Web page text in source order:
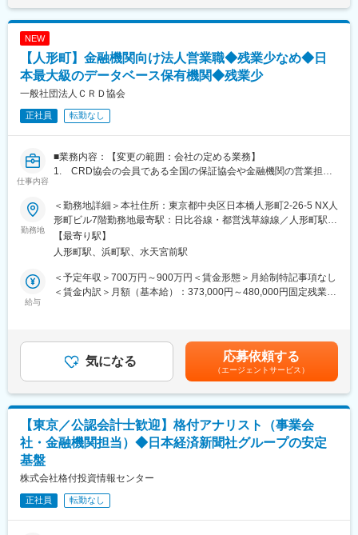
ェンス実施時に識別された改善機会の実行、投資先による追加買
収実行など
5.売却：トレードセールやIPO等Exitに応じた売却手法の分析など
債務・リスク等を鑑みた株式売買契約等に関する税務観点からの
各種事項について税務観点からの定量分析など
企業価値向上の専門家集団であるPEファンドと協同しながら日本
経済の活性化に貢献することのできる社会的意義の高い業務で
す。
M&AのマーケットにおいてPEファンドの存在感が増す中で、PE
専門家の供給がひっ迫していますが、PEファンドのM&A税務業務
へのフォーカスを通じて、高度な税務の専門性をベースとする尖
変更の範囲：会社の定める業務
NEW
【人形町】金融機関向け法人営業職◆残業少なめ◆日
本最大級のデータベース保有機関◆残業少
一般社団法人ＣＲＤ協会
正社員 転勤なし
仕事内容
■業務内容：【変更の範囲：会社の定める業務】
1. CRD協会の会員である全国の保証協会や金融機関の営業担当
況の把握とCRDサービスの利用推進
3. 会員ニーズの把握とそれに対応するソリューション提供（協
会内の関係部と連携）
4. 新規会員の獲得（個人の数値目標・ノルマはありません）
■同社概要：
中小企業金融の円滑化を支援するために、中小企業庁、日銀等の
企業・個人事業主等の財務データを基にデータ集積・分析し、会
員に対して、中小企業金融のためのスコアリングモデルの提供
や、取引先中小企業に対する経営支援ツールの提供、会員のリス
■同社の魅力：
・日本最大の中小企業信用リスクデータベースを持つため、同社
や中小企業庁の出版物にも活用されています。
です。
勤務地
＜勤務地詳細＞本社住所：東京都中央区日本橋人形町2-26-5 NX人
形町ビル7階勤務地最寄駅：日比谷線・都営浅草線線／人形町駅受
動喫煙対策：屋内全面禁煙変更の範囲：勤務地 原則としてオフィ
ス(東京)勤務。ただし、日本国内での出張あり。年２５回前後（出
【最寄り駅】
人形町駅、浜町駅、水天宮前駅
給与
＜予定年収＞700万円～900万円＜賃金形態＞月給制特記事項なし
＜賃金内訳＞月額（基本給）：373,000円～480,000円固定残業手
＞■月20時間分の固定残業代を含む■上記はあくまで目安となって
おり、ご年齢及びスキルを考慮し決定します。賃金はあくまでも
目安の金額であり、選考を通じて上下する可能性があります。月
給(月額)は固定手当を含めた表記です。
気になる 応募依頼する
（エージェントサービス）
【東京／公認会計士歓迎】格付アナリスト（事業会
社・金融機関担当）◆日本経済新聞社グループの安定
基盤
株式会社格付投資情報センター
正社員 転勤なし